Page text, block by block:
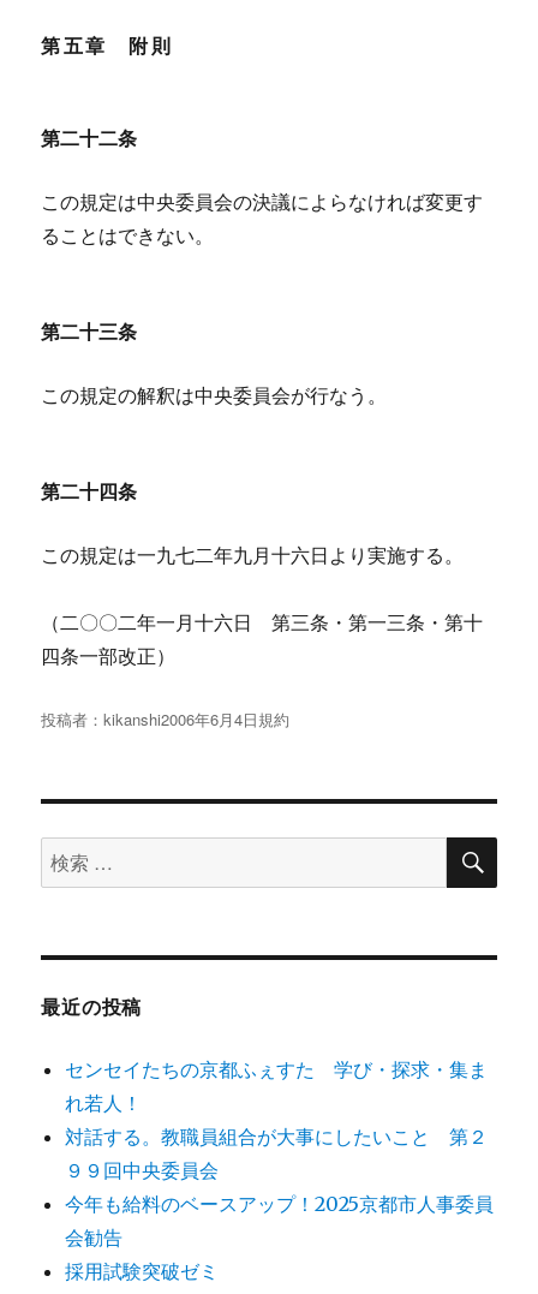
第五章 附則
第二十二条
この規定は中央委員会の決議によらなければ変更す
ることはできない。
第二十三条
この規定の解釈は中央委員会が行なう。
第二十四条
この規定は一九七二年九月十六日より実施する。
（二〇〇二年一月十六日 第三条・第一三条・第十
四条一部改正）
投稿者：kikanshi投
2006年6月4日規約
検
索
象:
検
最近の投稿
センセイたちの京都ふぇすた 学び・探求・集ま
れ若人！
対話する。教職員組合が大事にしたいこと 第２
９９回中央委員会
今年も給料のベースアップ！2025京都市人事委員
会勧告
採用試験突破ゼミ